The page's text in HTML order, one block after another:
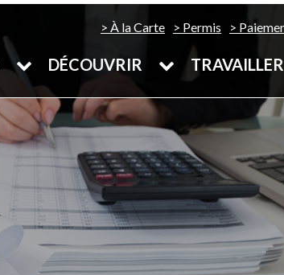
À la Carte Permis
DÉCOUVRIR TRAVAILLER